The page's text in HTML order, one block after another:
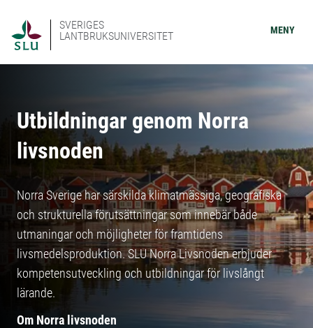
SVERIGES
LANTBRUKSUNIVERSITET
MENY
Utbildningar genom Norra
livsnoden
Norra Sverige har särskilda klimatmässiga, geografiska
och strukturella förutsättningar som innebär både
utmaningar och möjligheter för framtidens
livsmedelsproduktion. SLU Norra Livsnoden erbjuder
kompetensutveckling och utbildningar för livslångt
lärande.
Om Norra livsnoden